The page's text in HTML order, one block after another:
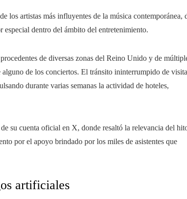
los artistas más influyentes de la música contemporánea,
dentro del ámbito del entretenimiento.
de diversas zonas del Reino Unido y de
alguno de los conciertos. El tránsito ininterrumpido de
durante varias semanas la actividad de hoteles,
su cuenta oficial en X, donde resaltó la relevancia del
por el apoyo brindado por los miles de asistentes que
artificiales